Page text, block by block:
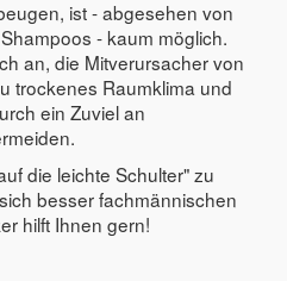
ist - abgesehen von
- kaum möglich.
an, die Mitverursacher von
trockenes Raumklima und
ein Zuviel an
die leichte Schulter" zu
besser fachmännischen
hilft Ihnen gern!